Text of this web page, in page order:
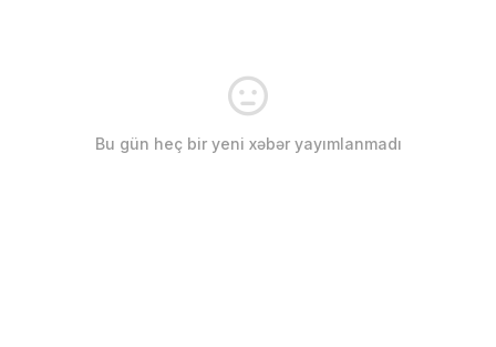
Bu gün heç bir yeni xəbər yayımlanmadı